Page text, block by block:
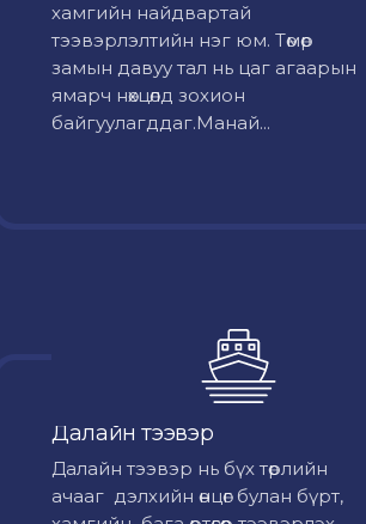
хамгийн найдвартай
тээвэрлэлтийн нэг юм. Төмөр
замын давуу тал нь цаг агаарын
ямарч нөхцөлд зохион
байгуулагддаг.Манай...
Далайн тээвэр
Далайн тээвэр нь бүх төрлийн
ачааг дэлхийн өнцөг булан бүрт,